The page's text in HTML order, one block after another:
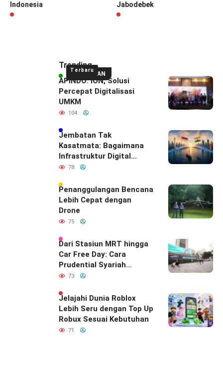
Indonesia
Jabodebek
UNGGULAN
Terbaru
Trending
APINDO: ION, Solusi
Percepat Digitalisasi
UMKM
104
Jembatan Tak
Kasatmata: Bagaimana
Infrastruktur Digital
Diam-Diam
Hubungan Indonesia–
India
78
Penanggulangan Bencana
Lebih Cepat dengan
Drone
75
Dari Stasiun MRT hingga
Car Free Day: Cara
Prudential Syariah
Merayakan yang Nomor
Indonesia
73
Jelajahi Dunia Roblox
Lebih Seru dengan Top Up
Robux Sesuai Kebutuhan
71